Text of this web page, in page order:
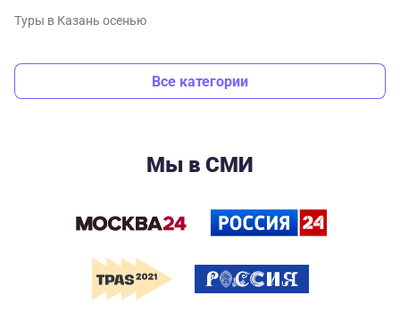
Туры в Казань осенью
Все категории
Мы в СМИ